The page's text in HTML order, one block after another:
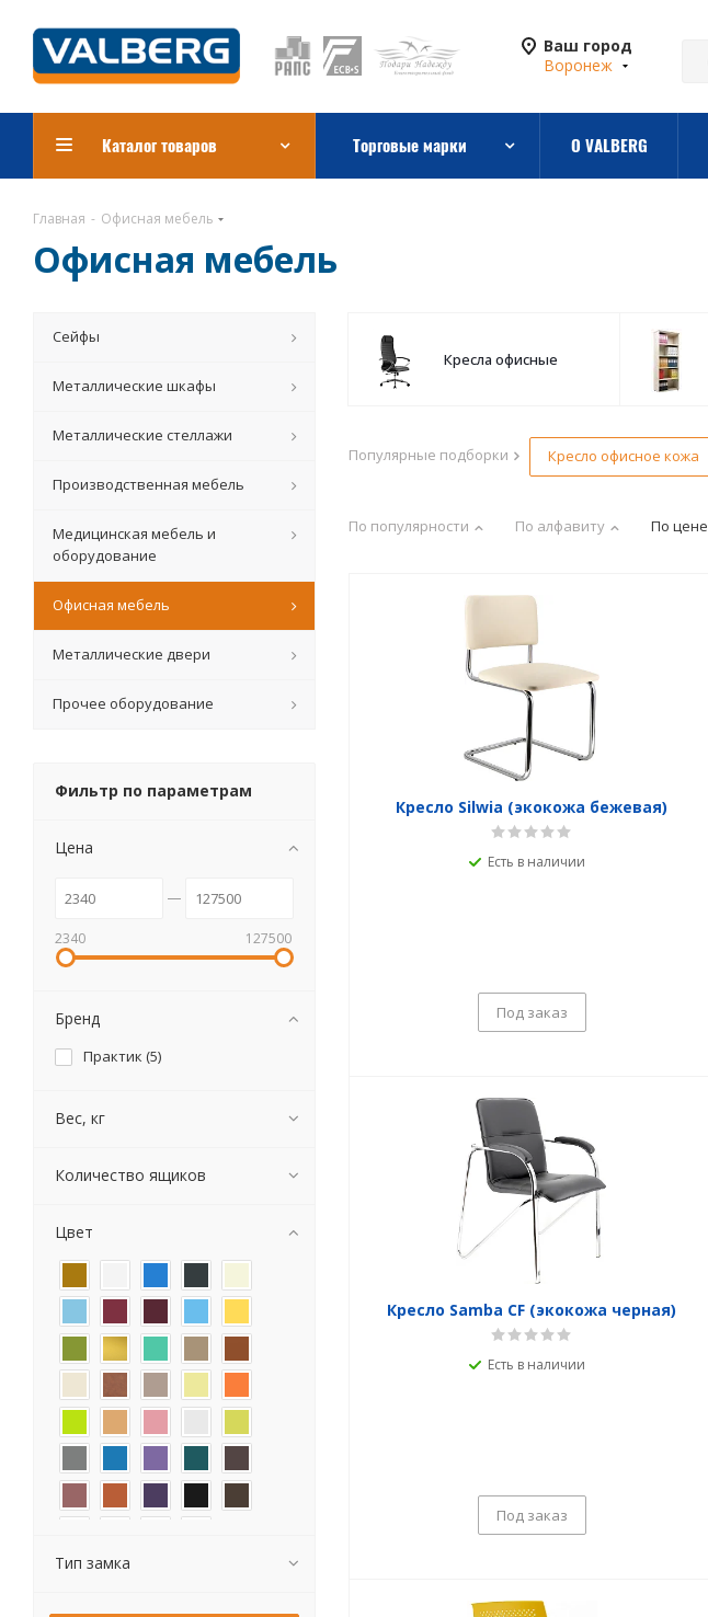
Ваш город
Воронеж
Каталог товаров Торговые марки О VALBERG
Главная - Офисная мебель
Офисная мебель
Кресла офисные
Популярные подборки Кресло офисное кожа
По популярности По алфавиту По цене
Кресло Silwia (экокожа бежевая)
Есть в наличии
Под заказ
Кресло Samba CF (экокожа черная)
Есть в наличии
Под заказ
Сейфы
Металлические шкафы
Металлические стеллажи
Производственная мебель
Медицинская мебель и
оборудование
Офисная мебель
Металлические двери
Прочее оборудование
Фильтр по параметрам
Цена
2340 127500
Бренд
Практик (5)
Вес, кг
Количество ящиков
Цвет
Тип замка